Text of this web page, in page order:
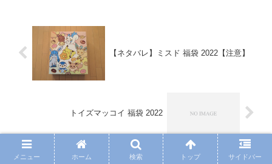
【ネタバレ】ミスド 福袋 2022【注意】
トイズマッコイ 福袋 2022
メニュー ホーム 検索 トップ サイドバー